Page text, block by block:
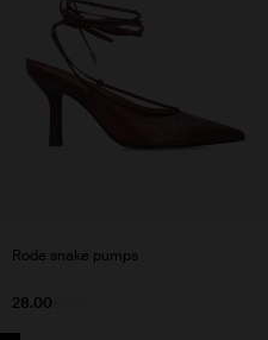
Rode snake pumps
28.00